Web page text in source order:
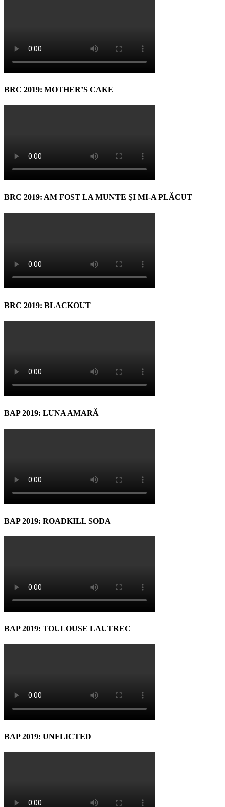
BRC 2019: MOTHER’S CAKE
BRC 2019: AM FOST LA MUNTE ŞI MI-A PLĂCUT
BRC 2019: BLACKOUT
BAP 2019: LUNA AMARĂ
BAP 2019: ROADKILL SODA
BAP 2019: TOULOUSE LAUTREC
BAP 2019: UNFLICTED